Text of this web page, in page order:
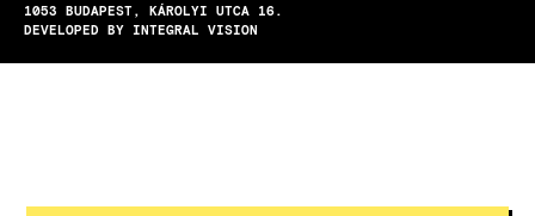
1053
BUDAPEST
KÁROLYI UTCA 16.
DEVELOPED BY INTEGRAL VISION